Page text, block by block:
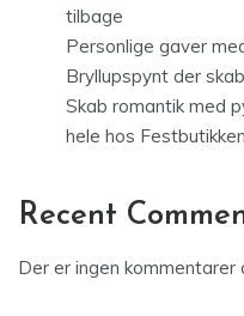
tilbage
Personlige gaver
Bryllupspynt der
Skab romantik med
hele hos Festbutikken
Recent
Der er ingen kommentarer